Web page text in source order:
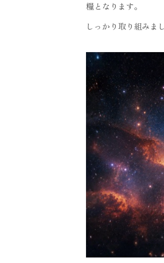
糧となります。
しっかり取り組みま